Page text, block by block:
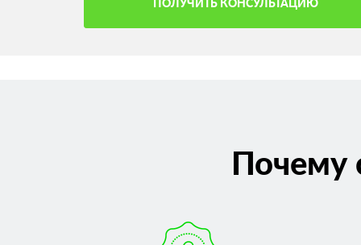
ПОЛУЧИТЬ КОНСУЛЬТАЦИЮ
Почему